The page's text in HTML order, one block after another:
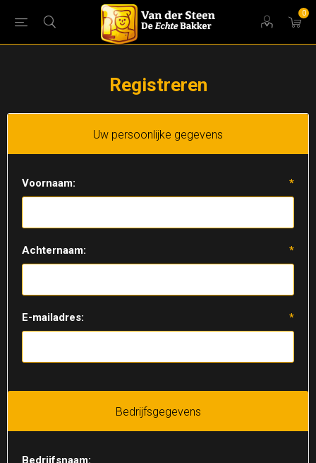
0
Registreren
Uw persoonlijke gegevens
Voornaam: *
Achternaam: *
E-mailadres: *
Bedrijfsgegevens
Bedrijfsnaam: